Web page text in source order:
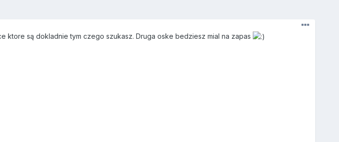
ktore są dokladnie tym czego szukasz. Druga oske bedziesz mial na zapas